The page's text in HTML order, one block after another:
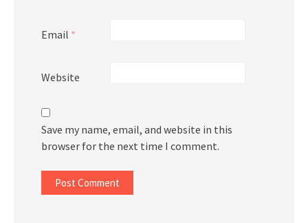
Email *
Website
Save my name, email, and website in this
browser for the next time I comment.